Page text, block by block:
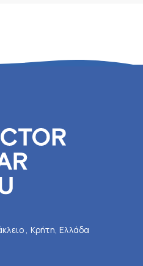
, Κρήτη, Ελλάδα